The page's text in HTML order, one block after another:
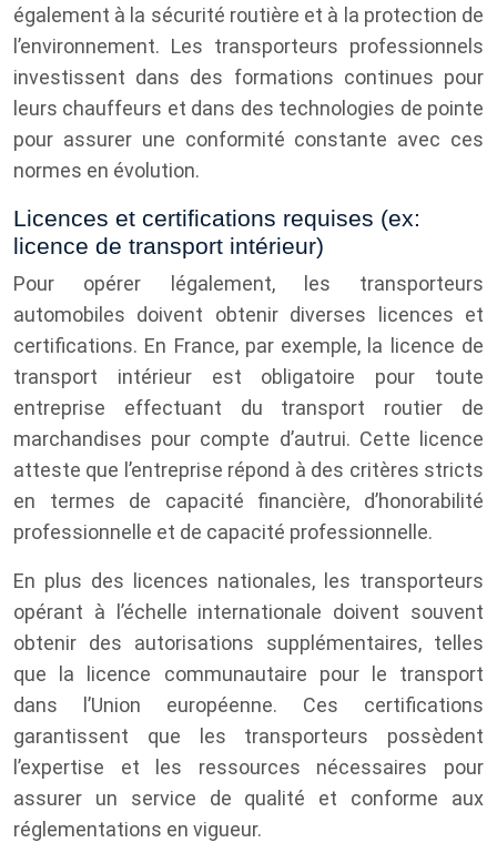
également à la sécurité routière et à la protection de
l’environnement. Les transporteurs professionnels
investissent dans des formations continues pour
leurs chauffeurs et dans des technologies de pointe
pour assurer une conformité constante avec ces
normes en évolution.
Licences et certifications requises (ex:
licence de transport intérieur)
Pour opérer légalement, les transporteurs
automobiles doivent obtenir diverses licences et
certifications. En France, par exemple, la licence de
transport intérieur est obligatoire pour toute
entreprise effectuant du transport routier de
marchandises pour compte d’autrui. Cette licence
atteste que l’entreprise répond à des critères stricts
en termes de capacité financière, d’honorabilité
professionnelle et de capacité professionnelle.
En plus des licences nationales, les transporteurs
opérant à l’échelle internationale doivent souvent
obtenir des autorisations supplémentaires, telles
que la licence communautaire pour le transport
dans l’Union européenne. Ces certifications
garantissent que les transporteurs possèdent
l’expertise et les ressources nécessaires pour
assurer un service de qualité et conforme aux
réglementations en vigueur.